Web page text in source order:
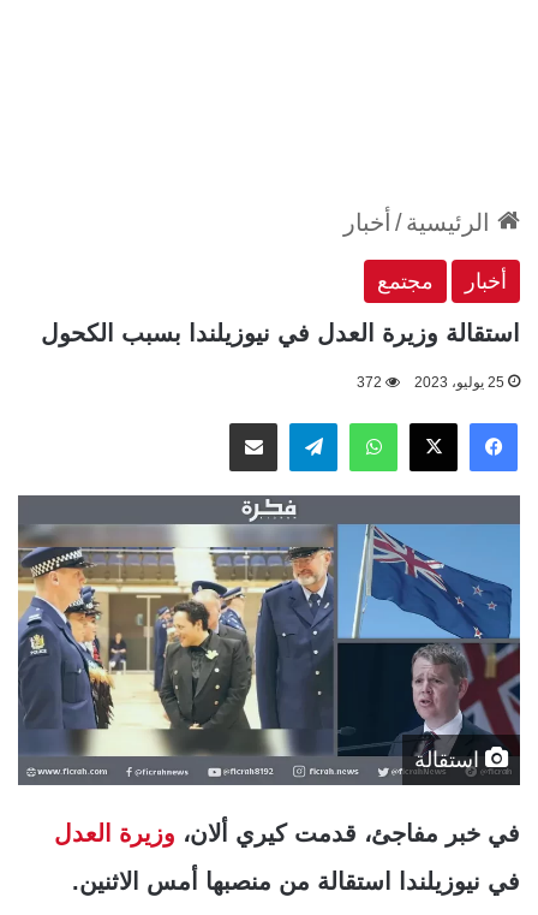
الرئيسية/ أخبار
أخبار مجتمع
استقالة وزيرة العدل في نيوزيلندا بسبب الكحول
25 يوليو، 2023 372
فيسبوك
‫X واتسابتيلقراممشاركة عبر البريد
استقالة
في خبر مفاجئ، قدمت كيري ألان، وزيرة العدل
في نيوزيلندا استقالة من منصبها أمس الاثنين.